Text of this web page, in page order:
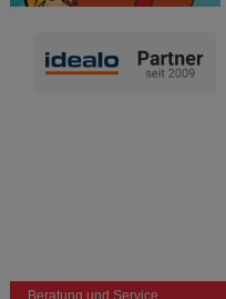
Beratung und Service